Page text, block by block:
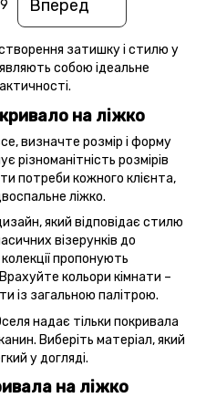
Вперед
затишку і стилю у
собою ідеальне
на ліжко
визначте розмір і форму
різноманітність розмірів
потреби кожного клієнта,
ліжко.
який відповідає стилю
візерунків до
пропонують
Врахуйте кольори кімнати –
із загальною палітрою.
надає тільки покривала
Виберіть матеріал, який
у догляді.
на ліжко